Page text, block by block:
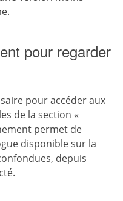
pour regarder
pour accéder aux
de la section «
permet de
disponible sur la
depuis